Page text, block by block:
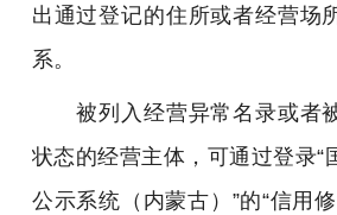
出通过登记的住所或者经营场
系。
被列入经营异常名录或者
状态的经营主体，可通过登录“
公示系统（内蒙古）”的“信用